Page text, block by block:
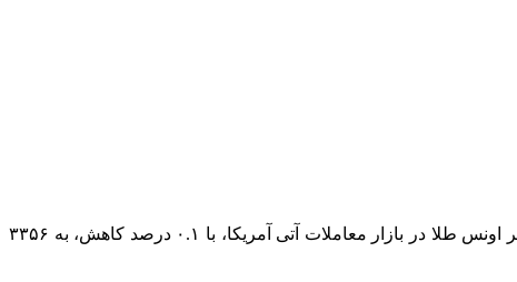
افق اقتصادی: بهای هر اونس طلا در معاملات امروز (پنجشنبه، ۱۲ تیر)، ۰.۳ درصد کاهش یافت و به ۳۳۴۵ دلار و ۵۷ سنت رسید. بهای هر اونس طلا در بازار معاملات آتی آمریکا، با ۰.۱ درصد کاهش، به ۳۳۵۶